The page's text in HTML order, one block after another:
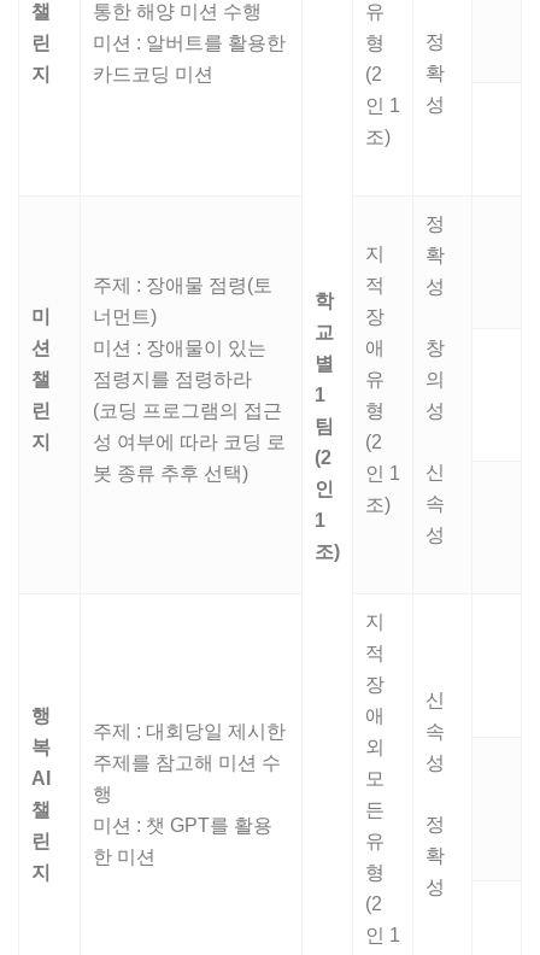
챌
린
지
통한 해양 미션 수행
미션 : 알버트를 활용한
카드코딩 미션
학
교
별
1
팀
(2
인
1
조)
유
형
(2
인 1
조)
정
확
성
미
션
챌
린
지
주제 : 장애물 점령(토
너먼트)
미션 : 장애물이 있는
점령지를 점령하라
(코딩 프로그램의 접근
성 여부에 따라 코딩 로
봇 종류 추후 선택)
지
적
장
애
유
형
(2
인 1
조)
정
확
성
창
의
성
신
속
성
행
복
AI
챌
린
지
주제 : 대회당일 제시한
주제를 참고해 미션 수
행
미션 : 챗 GPT를 활용
한 미션
지
적
장
애
외
모
든
유
형
(2
인 1
신
속
성
정
확
성